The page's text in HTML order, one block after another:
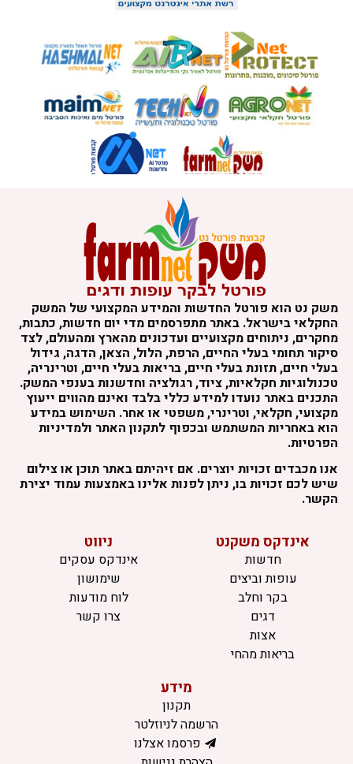
משק נט הוא פורטל החדשות והמידע המקצועי של המשק
החקלאי בישראל. באתר מתפרסמים מדי יום חדשות, כתבות,
מחקרים, ניתוחים מקצועיים ועדכונים מהארץ ומהעולם, לצד
סיקור תחומי בעלי החיים, הרפת, הלול, הצאן, הדגה, גידול
בעלי חיים, תזונת בעלי חיים, בריאות בעלי חיים, וטרינריה,
טכנולוגיות חקלאיות, ציוד, רגולציה וחדשנות בענפי המשק.
התכנים באתר נועדו למידע כללי בלבד ואינם מהווים ייעוץ
מקצועי, חקלאי, וטרינרי, משפטי או אחר. השימוש במידע
הוא באחריות המשתמש ובכפוף לתקנון האתר ולמדיניות
הפרטיות.
אנו מכבדים זכויות יוצרים. אם זיהיתם באתר תוכן או צילום
שיש לכם זכויות בו, ניתן לפנות אלינו באמצעות עמוד יצירת
הקשר.
אינדקס משקנט
חדשות
עופות וביצים
בקר וחלב
דגים
אצות
בריאות מהחי
ניווט
אינדקס עסקים
שימושון
לוח מודעות
צרו קשר
מידע
תקנון
הרשמה לניוזלטר
פרסמו אצלנו